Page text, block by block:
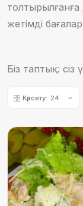
жетімді
Біз таптық:
Көрсету: 24